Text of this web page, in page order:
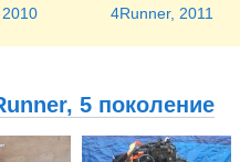
4Runner, 2011
5 поколение